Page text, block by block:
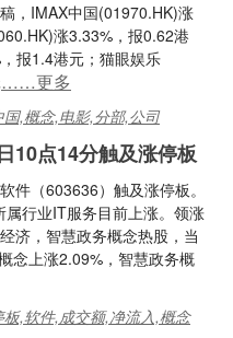
，IMAX中国(01970.HK)涨
涨3.33%，报0.62港
报1.4港元；猫眼娱乐
……更多
,概念,电影,分部,公司
10点14分触及涨停板
件（603636）触及涨停板。
行业IT服务目前上涨。领涨
济，智慧政务概念热股，当
念上涨2.09%，智慧政务概
板,软件,成交额,净流入,概念